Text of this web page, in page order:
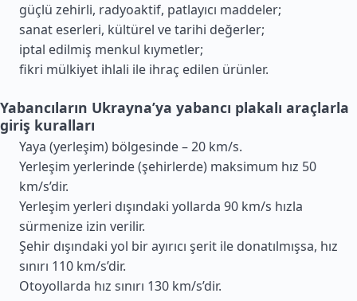
güçlü zehirli, radyoaktif, patlayıcı maddeler;
sanat eserleri, kültürel ve tarihi değerler;
iptal edilmiş menkul kıymetler;
fikri mülkiyet ihlali ile ihraç edilen ürünler.
Yabancıların Ukrayna’ya yabancı plakalı araçlarla
giriş kuralları
Yaya (yerleşim) bölgesinde – 20 km/s.
Yerleşim yerlerinde (şehirlerde) maksimum hız 50
km/s’dir.
Yerleşim yerleri dışındaki yollarda 90 km/s hızla
sürmenize izin verilir.
Şehir dışındaki yol bir ayırıcı şerit ile donatılmışsa, hız
sınırı 110 km/s’dir.
Otoyollarda hız sınırı 130 km/s’dir.